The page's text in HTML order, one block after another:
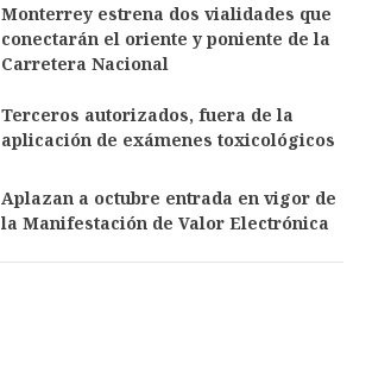
Monterrey estrena dos vialidades que
conectarán el oriente y poniente de la
Carretera Nacional
Terceros autorizados, fuera de la
aplicación de exámenes toxicológicos
Aplazan a octubre entrada en vigor de
la Manifestación de Valor Electrónica